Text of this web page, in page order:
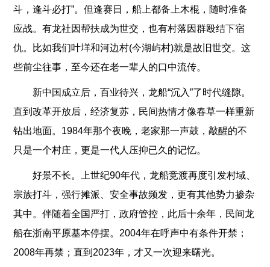
斗，逢斗必打”。但逢赛日，船上都备上木棍，随时准备
应战。有龙社因帮扶成为世交，也有村落因群殴结下宿
仇。比如我们叶垟和河边村(今湖屿村)就是故旧世交。这
些前尘往事，至今还在老一辈人的口中流传。
新中国成立后，百业待兴，龙船“沉入”了时代缝隙。
直到改革开放后，经济复苏，民间热情才像春草一样重新
钻出地面。1984年那个夜晚，老家那一声鼓，敲醒的不
只是一个村庄，更是一代人压抑已久的记忆。
好景不长。上世纪90年代，龙船竞渡再度引发村域、
宗族打斗，强行摊派、安全事故频发，更有其他势力掺杂
其中。伴随着全国严打，政府管控，此后十余年，民间龙
船在浙南平原基本停摆。2004年在呼声中有条件开禁；
2008年再禁；直到2023年，才又一次迎来曙光。